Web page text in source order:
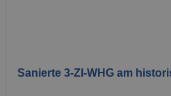
Sanierte 3-ZI-WHG am